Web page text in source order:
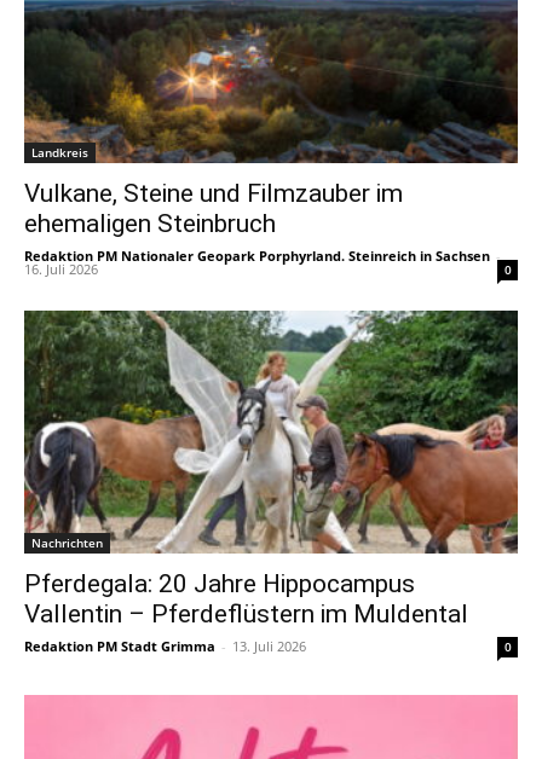
Landkreis
Vulkane, Steine und Filmzauber im
ehemaligen Steinbruch
Redaktion PM Nationaler Geopark Porphyrland. Steinreich in Sachsen -
16. Juli 2026 0
Nachrichten
Pferdegala: 20 Jahre Hippocampus
Vallentin – Pferdeflüstern im Muldental
Redaktion PM Stadt Grimma - 13. Juli 2026 0